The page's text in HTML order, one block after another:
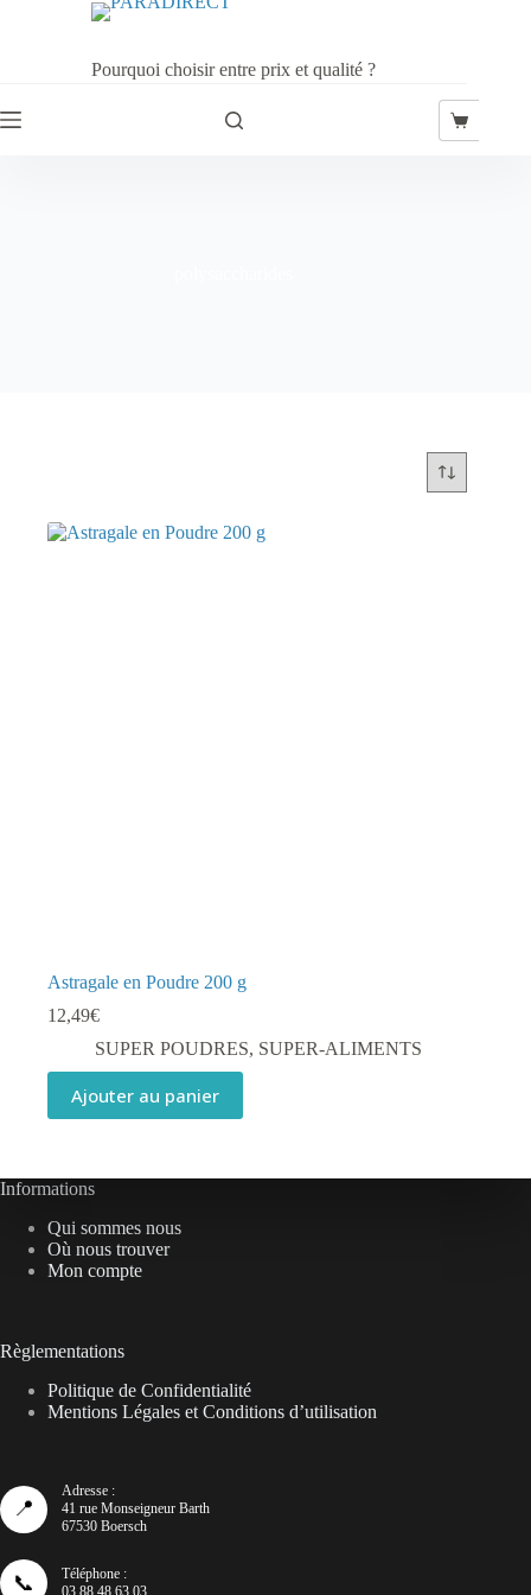
Pourquoi choisir entre prix et qualité ?
Panier
Astragale en Poudre 200 g
12,49€
SUPER POUDRES, SUPER-ALIMENTS
Ajouter au panier
Informations
Qui sommes nous
Où nous trouver
Mon compte
Règlementations
Politique de Confidentialité
Mentions Légales et Conditions d’utilisation
📍
Adresse :
41 rue Monseigneur Barth
67530 Boersch
📞
Téléphone :
03 88 48 63 03